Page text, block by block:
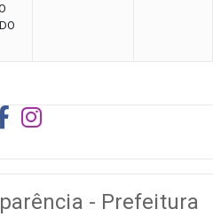
- Prefeitura